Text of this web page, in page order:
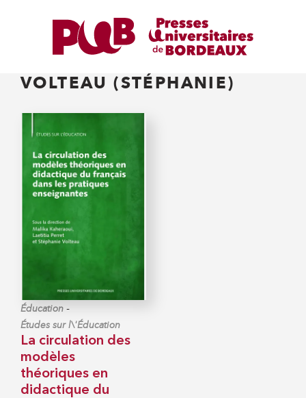
VOLTEAU (STÉPHANIE)
Éducation -
Études sur l\'Éducation
La circulation des
modèles
théoriques en
didactique du